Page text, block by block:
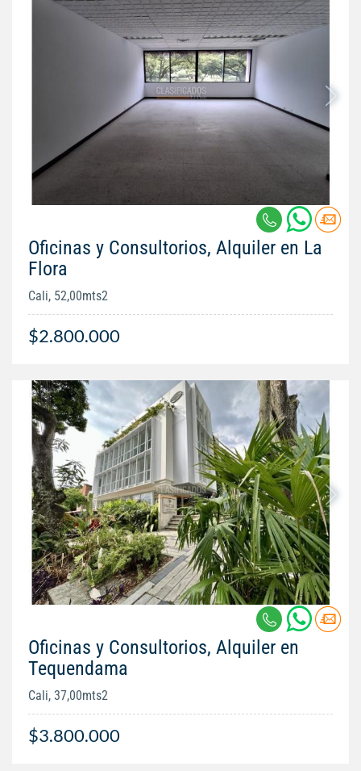
Oficinas y Consultorios, Alquiler en La
Flora
Cali, 52,00mts2
$2.800.000
Oficinas y Consultorios, Alquiler en
Tequendama
Cali, 37,00mts2
$3.800.000